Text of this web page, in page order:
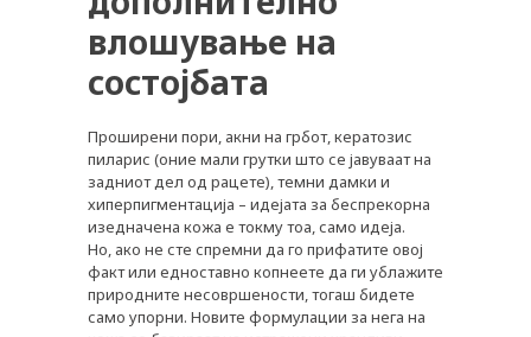
влошување на
состојбата
Проширени пори, акни на грбот, кератозис
пиларис (оние мали грутки што се јавуваат на
задниот дел од рацете), темни дамки и
хиперпигментација – идејата за беспрекорна
изедначена кожа е токму тоа, само идеја.
Но, ако не сте спремни да го прифатите овој
факт или едноставно копнеете да ги ублажите
природните несовршености, тогаш бидете
само упорни. Новите формулации за нега на